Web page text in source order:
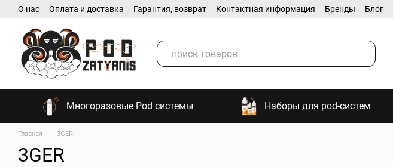
Перейти к основному контенту
О нас Оплата и доставка Гарантия, возврат Контактная информация Бренды Блог
Многоразовые Pod системы Наборы для pod-систем
Главная 3GER
3GER